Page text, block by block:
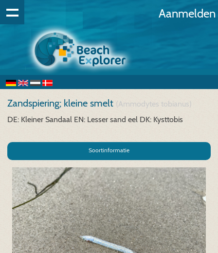
Aanmelden
Zandspiering; kleine smelt (Ammodytes tobianus)
DE: Kleiner Sandaal EN: Lesser sand eel DK: Kysttobis
Soortinformatie